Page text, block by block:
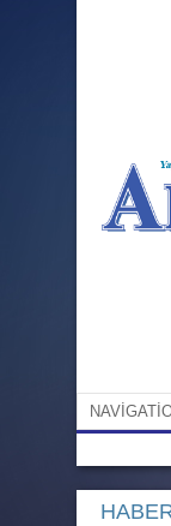
Bu hak